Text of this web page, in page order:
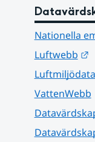
Nationella
Luftwebb
Luftmiljödata
VattenWebb